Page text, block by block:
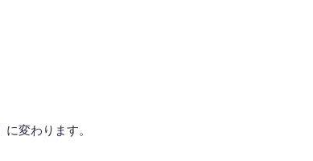
変わります。